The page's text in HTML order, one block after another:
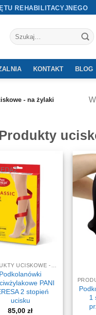
REHABILITACYJNEGO
Szukaj:
KONTAKT BLOG
- na żylaki
Podkolanówki
PANI
2 stopień
ucisku
85,00zł
1